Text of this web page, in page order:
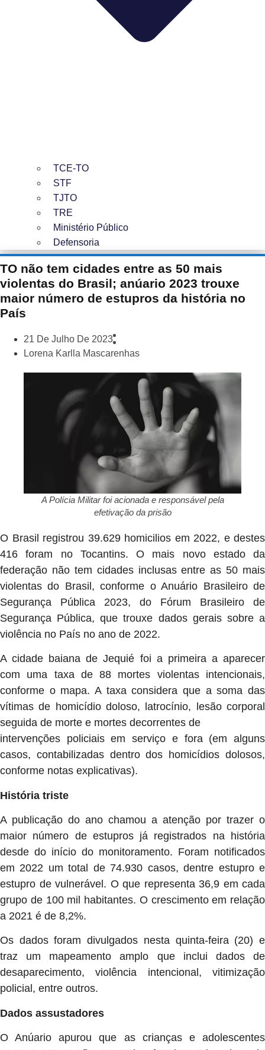
TCE-TO
STF
TJTO
TRE
Ministério Público
Defensoria
TO não tem cidades entre as 50 mais
violentas do Brasil; anúario 2023 trouxe
maior número de estupros da história no
País
21 De Julho De 2023
Lorena Karlla Mascarenhas
A Polícia Militar foi acionada e responsável pela
efetivação da prisão
O Brasil registrou 39.629 homicilios em 2022, e destes
416 foram no Tocantins. O mais novo estado da
federação não tem cidades inclusas entre as 50 mais
violentas do Brasil, conforme o Anuário Brasileiro de
Segurança Pública 2023, do Fórum Brasileiro de
Segurança Pública, que trouxe dados gerais sobre a
violência no País no ano de 2022.
A cidade baiana de Jequié foi a primeira a aparecer
com uma taxa de 88 mortes violentas intencionais,
conforme o mapa. A taxa considera que a soma das
vítimas de homicídio doloso, latrocínio, lesão corporal
seguida de morte e mortes decorrentes de
intervenções policiais em serviço e fora (em alguns
casos, contabilizadas dentro dos homicídios dolosos,
conforme notas explicativas).
História triste
A publicação do ano chamou a atenção por trazer o
maior número de estupros já registrados na história
desde do início do monitoramento. Foram notificados
em 2022 um total de 74.930 casos, dentre estupro e
estupro de vulnerável. O que representa 36,9 em cada
grupo de 100 mil habitantes. O crescimento em relação
a 2021 é de 8,2%.
Os dados foram divulgados nesta quinta-feira (20) e
traz um mapeamento amplo que inclui dados de
desaparecimento, violência intencional, vitimização
policial, entre outros.
Dados assustadores
O Anúario apurou que as crianças e adolescentes